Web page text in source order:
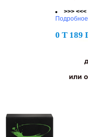
>>> <<<
0 Т 189